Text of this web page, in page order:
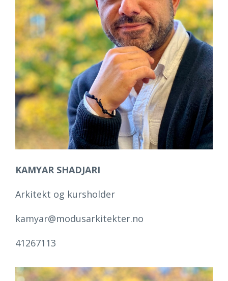
KAMYAR SHADJARI
Arkitekt og kursholder
kamyar@modusarkitekter.no
41267113